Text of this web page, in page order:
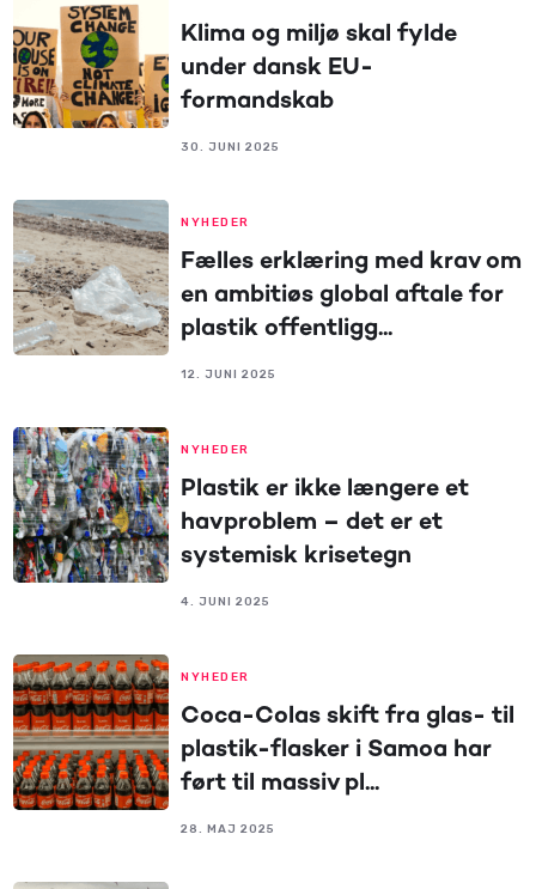
Klima og miljø skal fylde
under dansk EU-
formandskab
30. JUNI 2025
NYHEDER
Fælles erklæring med krav om
en ambitiøs global aftale for
plastik offentligg...
12. JUNI 2025
NYHEDER
Plastik er ikke længere et
havproblem – det er et
systemisk krisetegn
4. JUNI 2025
NYHEDER
Coca-Colas skift fra glas- til
plastik-flasker i Samoa har
ført til massiv pl...
28. MAJ 2025